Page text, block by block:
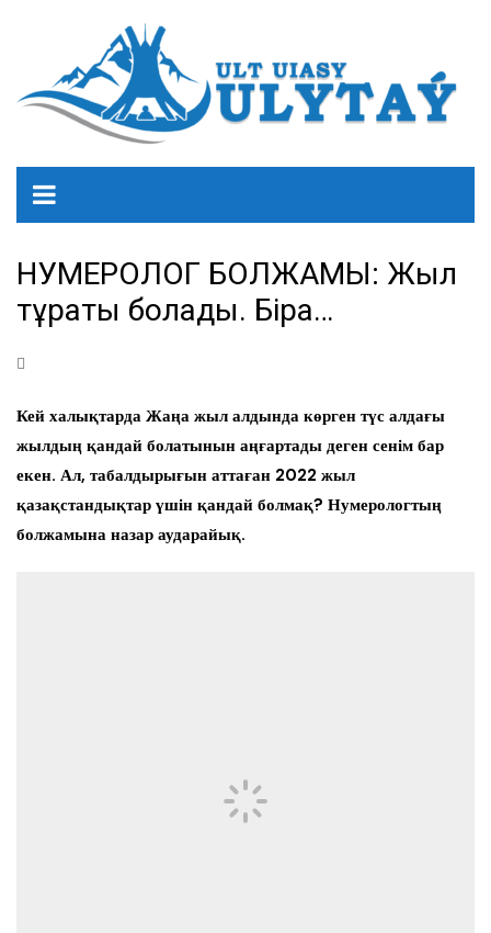
НУМЕРОЛОГ БОЛЖАМЫ: Жыл
тұрақты болады. Бірақ…
Кей халықтарда Жаңа жыл алдында көрген түс алдағы
жылдың қандай болатынын аңғартады деген сенім бар
екен. Ал, табалдырығын аттаған 2022 жыл
қазақстандықтар үшін қандай болмақ? Нумерологтың
болжамына назар аударайық.